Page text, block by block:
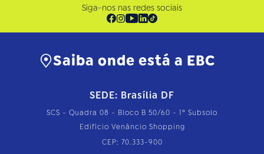
Siga-nos nas redes sociais
Saiba onde está a EBC
SEDE: Brasília DF
SCS - Quadra 08 - Bloco B 50/60 - 1º Subsolo
Edifício Venâncio Shopping
CEP: 70.333-900